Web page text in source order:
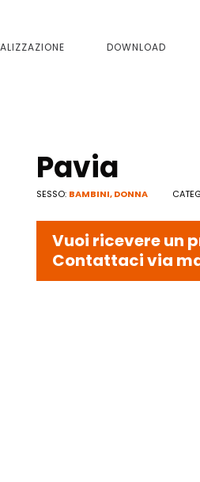
DOWNLOAD
Pavia
SESSO: BAMBINI,DONNA
Vuoi ricevere un
Contattaci via